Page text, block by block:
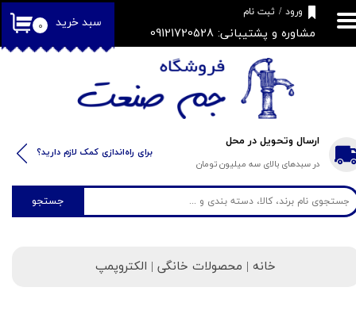
جستجو
ارسال وتحویل در محل
در سبدهای بالای سه میلیون تومان
مشاوره و پشتیبانی: 09121720528 ۰ سبد خرید
ورود / ثبت نام
حساب کاربری من
تغییر گذر واژه
خروج از حساب کاربری
​​برای راه‌اندازی کمک لازم دارید؟
خانه| محصولات خانگی | الکتروپمپ